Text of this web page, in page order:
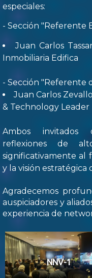
especiales:
- Sección "Referente
Juan Carlos
Inmobiliaria Edifica
- Sección "Referente
Juan Carlos
& Technology Leader
Ambos invitados
reflexiones de
significativamente al
y la visión estratégica
Agradecemos
auspiciadores y
experiencia de
NNV-1